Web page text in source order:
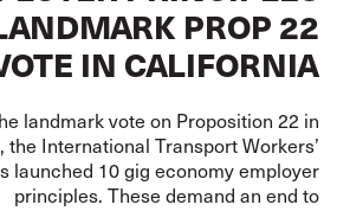
PROP 22
IN CALIFORNIA
landmark vote on Proposition 22 in
the International Transport Workers’
launched 10 gig economy employer
principles. These demand an end to